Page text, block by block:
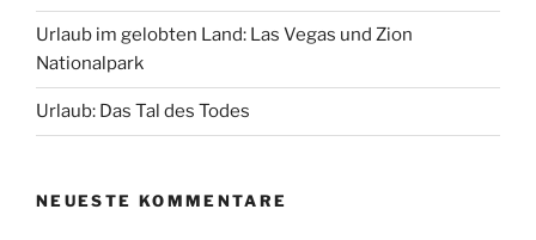
Urlaub im gelobten Land: Las Vegas und Zion
Nationalpark
Urlaub: Das Tal des Todes
NEUESTE KOMMENTARE